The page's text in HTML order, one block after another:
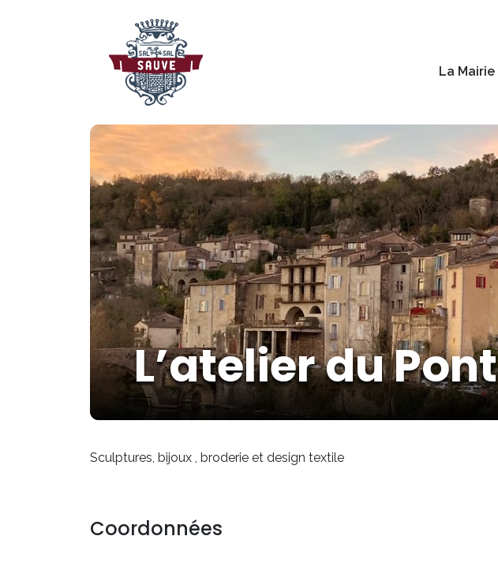
La Mairie
L’atelier du Pont
Sculptures, bijoux , broderie et design textile
Coordonnées